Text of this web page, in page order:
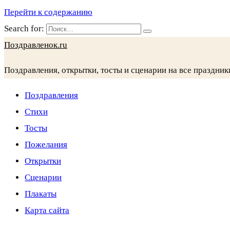
Перейти к содержанию
Search for:
Поздравленок.ru
Поздравления, открытки, тосты и сценарии на все
Поздравления
Стихи
Тосты
Пожелания
Открытки
Сценарии
Плакаты
Карта сайта